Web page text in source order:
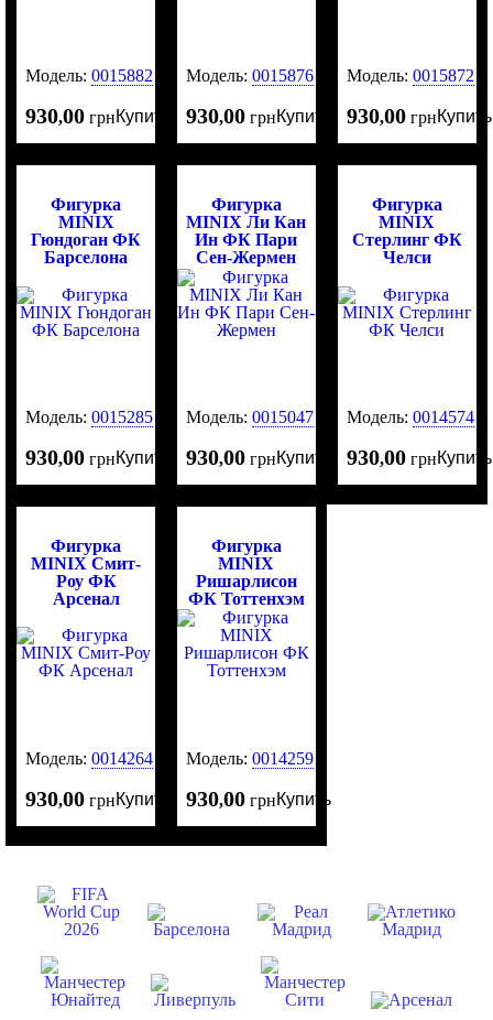
Модель:0015882
930,00 грнКупить
Модель:0015876
930,00 грнКупить
Модель: 0015872
930,00 грнКупить
Фигурка
MINIX
Гюндоган ФК
Барселона
Модель:0015285
930,00 грнКупить
Фигурка
MINIX Ли Кан
Ин ФК Пари
Сен-Жермен
Модель:0015047
930,00 грнКупить
Фигурка
MINIX
Стерлинг ФК
Челси
Модель: 0014574
930,00 грнКупить
Фигурка
MINIX Смит-
Роу ФК
Арсенал
Модель:0014264
930,00 грнКупить
Фигурка
MINIX
Ришарлисон
ФК Тоттенхэм
Модель:0014259
930,00 грнКупить